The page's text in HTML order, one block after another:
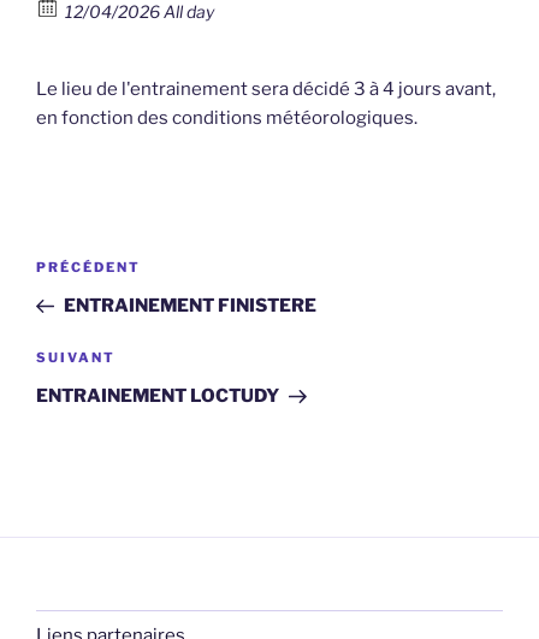
12/04/2026 All day
Le lieu de l'entrainement sera décidé 3 à 4 jours avant,
en fonction des conditions météorologiques.
Navigation
l’article
Article
précédent
PRÉCÉDENT
ENTRAINEMENT FINISTERE
Article
suivant
SUIVANT
ENTRAINEMENT LOCTUDY